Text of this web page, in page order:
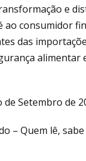
e
consumidor
das
alimentar
de Setembro de
– Quem lê, sabe